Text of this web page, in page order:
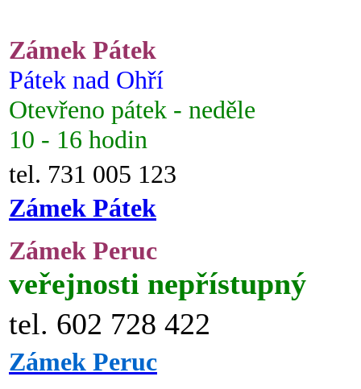
Zámek Pátek
Pátek nad Ohří
Otevřeno pátek - neděle
10 - 16 hodin
tel. 731 005 123
Zámek Pátek
Zámek Peruc
veřejnosti nepřístupný
tel. 602 728 422
Zámek Peruc